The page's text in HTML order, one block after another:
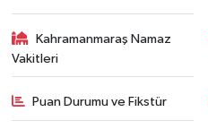
Kahramanmaraş Namaz
Vakitleri
Puan Durumu ve Fikstür